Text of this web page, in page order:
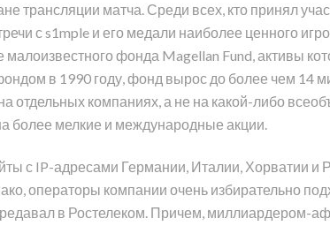
трансляции матча. Среди всех, кто принял
с s1mple и его медали наиболее ценного
малоизвестного фонда Magellan Fund, активы
в 1990 году, фонд вырос до более чем 14
отдельных компаниях, а не на какой-либо
более мелкие и международные акции.
с IP-адресами Германии, Италии, Хорватии
операторы компании очень избирательно
в Ростелеком. Причем, миллиардером-